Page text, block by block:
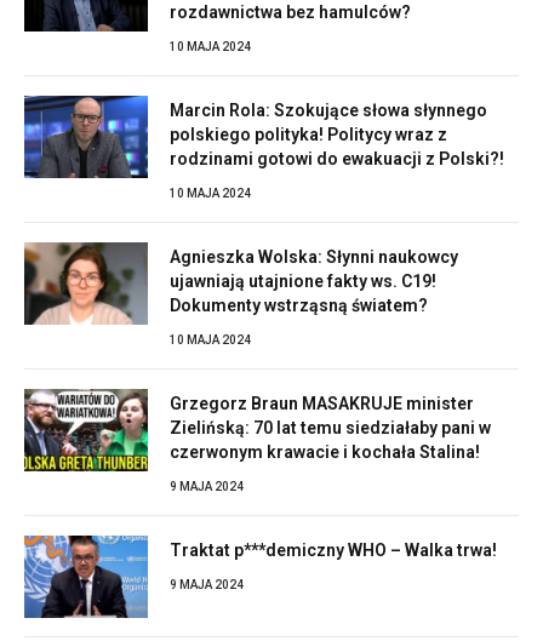
rozdawnictwa bez hamulców?
10 MAJA 2024
Marcin Rola: Szokujące słowa słynnego
polskiego polityka! Politycy wraz z
rodzinami gotowi do ewakuacji z Polski?!
10 MAJA 2024
Agnieszka Wolska: Słynni naukowcy
ujawniają utajnione fakty ws. C19!
Dokumenty wstrząsną światem?
10 MAJA 2024
Grzegorz Braun MASAKRUJE minister
Zielińską: 70 lat temu siedziałaby pani w
czerwonym krawacie i kochała Stalina!
9 MAJA 2024
Traktat p***demiczny WHO – Walka trwa!
9 MAJA 2024